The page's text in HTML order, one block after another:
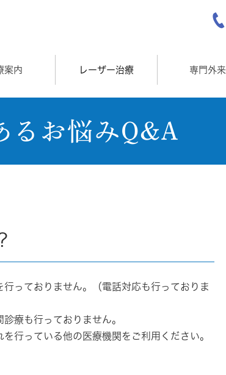
案内 レーザー治療 専門外来
るお悩みQ&A
行っておりません。（電話対応も行っておりま
療も行っておりません。
行っている他の医療機関をご利用ください。